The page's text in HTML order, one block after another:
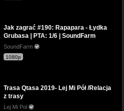
Jak zagrać #190: Rapapara - Łydka
Grubasa | PTA: 1/6 | SoundFarm
SoundFarm
1080p
Trasa Qtasa 2019- Lej Mi Pół /Relacja
z trasy
Lej Mi Pol